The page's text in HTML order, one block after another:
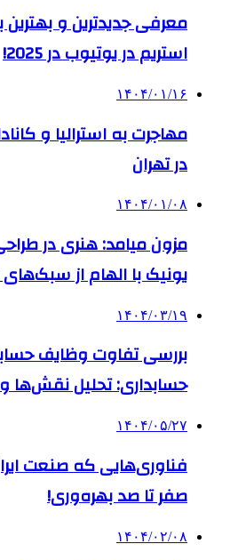
معرفی جدیدترین و
استریم در یوتیوب در 2025!
۱۴۰۴/۰۱/۱۶
مهاجرت به استرالیا و
در تهران
۱۴۰۴/۰۱/۰۸
مزون میامد: هنری در
یونیک با الهام از سبک‌های
۱۴۰۴/۰۳/۱۹
بررسی تفاوت وظایف
حسابداری: تحلیل نقش‌ها
۱۴۰۴/۰۵/۲۷
فناوری‌هایی که صنعت
صفر تا صد بهره‌وری!
۱۴۰۴/۰۲/۰۸